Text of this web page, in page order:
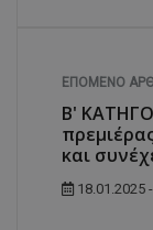
ΕΠΌΜΕΝΟ
Β'
και
18.01.2025